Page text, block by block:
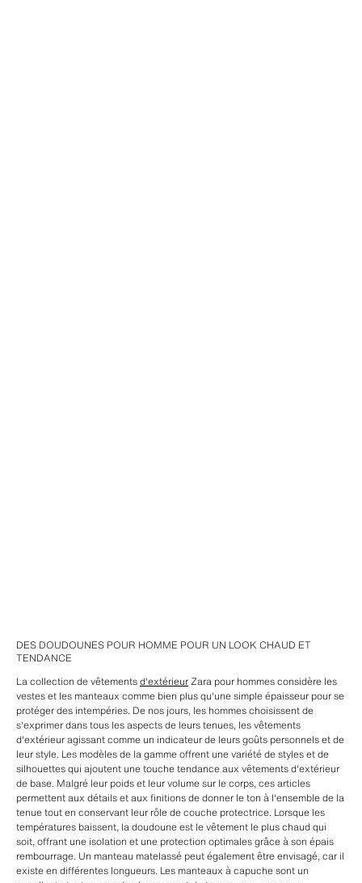
DES DOUDOUNES POUR HOMME POUR UN LOOK CHAUD ET
TENDANCE
La collection de vêtementsd'extérieurZara pour hommes considère les
vestes et les manteaux comme bien plus qu'une simple épaisseur pour se
protéger des intempéries. De nos jours, les hommes choisissent de
s'exprimer dans tous les aspects de leurs tenues, les vêtements
d'extérieur agissant comme un indicateur de leurs goûts personnels et de
leur style. Les modèles de la gamme offrent une variété de styles et de
silhouettes qui ajoutent une touche tendance aux vêtements d'extérieur
de base. Malgré leur poids et leur volume sur le corps, ces articles
permettent aux détails et aux finitions de donner le ton à l'ensemble de la
tenue tout en conservant leur rôle de couche protectrice. Lorsque les
températures baissent, la doudoune est le vêtement le plus chaud qui
soit, offrant une isolation et une protection optimales grâce à son épais
rembourrage. Un manteau matelassé peut également être envisagé, car il
existe en différentes longueurs. Les manteaux à capuche sont un